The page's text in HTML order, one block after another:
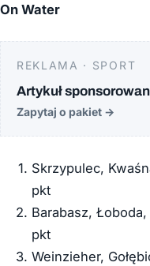
On Water
REKLAMA · SPORT
Artykuł
Zapytaj o pakiet →
Skrzypulec,
pkt
Barabasz,
pkt
Weinzieher,